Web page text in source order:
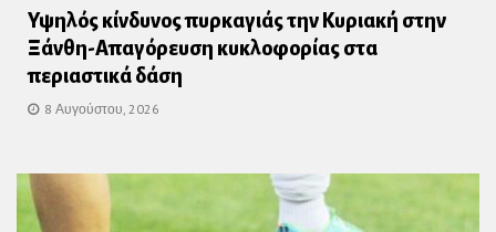
Υψηλός κίνδυνος πυρκαγιάς την Κυριακή στην
Ξάνθη-Απαγόρευση κυκλοφορίας στα
περιαστικά δάση
8 Αυγούστου, 2026